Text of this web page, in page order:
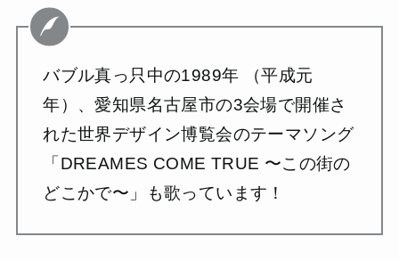
バブル真っ只中の1989年 （平成元
年）、愛知県名古屋市の3会場で開催さ
れた世界デザイン博覧会のテーマソング
「DREAMES COME TRUE 〜この街の
どこかで〜」も歌っています！